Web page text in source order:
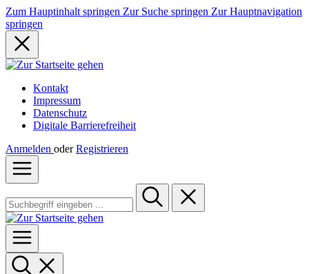
Zum Hauptinhalt springen Zur Suche springen Zur Hauptnavigation
springen
Kontakt
Impressum
Datenschutz
Digitale Barrierefreiheit
Anmelden oder Registrieren